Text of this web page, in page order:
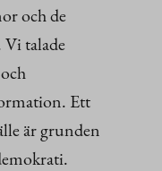
och de
Vi talade
Ett
är grunden